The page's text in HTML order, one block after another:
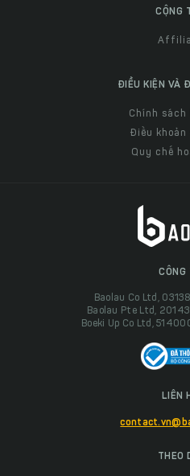
CỘNG
ĐIỀU KIỆN VÀ
Chính sách
Điều khoản
Quy chế
CÔNG
Baolau Co Ltd,
Baolau Pte Ltd,
Boeki Up Co Ltd,
LIÊN
THEO